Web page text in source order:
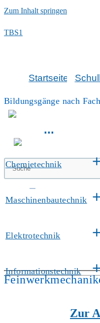
Zum Inhalt springen
TBS1
Startseite
...
Bildungsgänge nach
Chemietechnik
Maschinenbautechnik
Elektrotechnik
Informationstechnik
Zur